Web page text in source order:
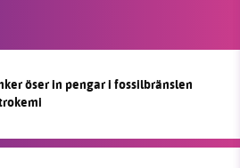
öser in pengar i fossilbränslen